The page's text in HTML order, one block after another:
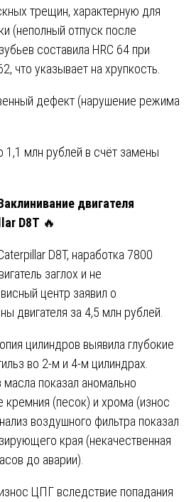
трещин, характерную для
(неполный отпуск после
составила HRC 64 при
что указывает на хрупкость.
дефект (нарушение режима
1,1 млн рублей в счёт замены
двигателя
D8T 🔥
D8T, наработка 7800
заглох и не
центр заявил о
двигателя за 4,5 млн рублей.
цилиндров выявила глубокие
во 2-м и 4-м цилиндрах.
масла показал аномально
(песок) и хрома (износ
воздушного фильтра показал
края (некачественная
до аварии).
ЦПГ вследствие попадания